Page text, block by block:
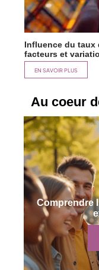
Influence du taux
facteurs et
EN SAVOIR PLUS
Au coeur
Comprendre